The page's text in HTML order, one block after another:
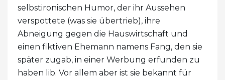
selbstironischen Humor, der ihr Aussehen
verspottete (was sie übertrieb), ihre
Abneigung gegen die Hauswirtschaft und
einen fiktiven Ehemann namens Fang, den sie
später zugab, in einer Werbung erfunden zu
haben lib. Vor allem aber ist sie bekannt für